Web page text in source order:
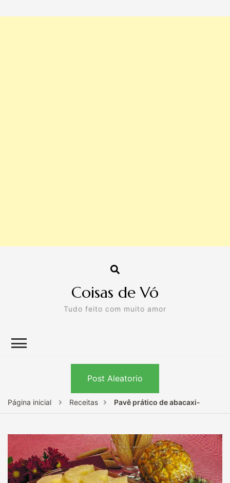
Coisas de Vó
Tudo feito com muito amor
Post Aleatorio
Página inicial Receitas Pavê prático de abacaxi-